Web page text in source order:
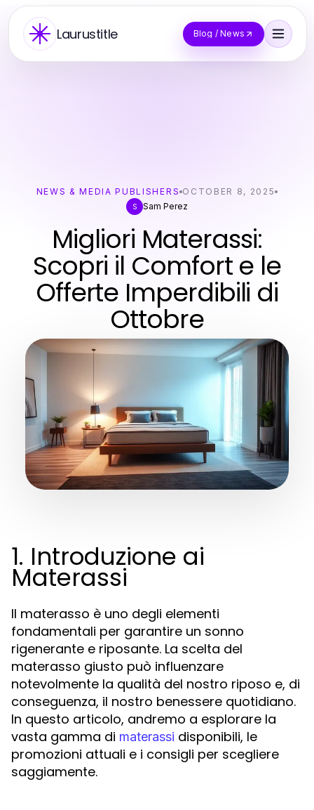
Laurustitle Blog / News
NEWS & MEDIA PUBLISHERS OCTOBER 8, 2025
S Sam Perez
Migliori Materassi:
Scopri il Comfort e le
Offerte Imperdibili di
Ottobre
1. Introduzione ai
Materassi
Il materasso è uno degli elementi
fondamentali per garantire un sonno
rigenerante e riposante. La scelta del
materasso giusto può influenzare
notevolmente la qualità del nostro riposo e, di
conseguenza, il nostro benessere quotidiano.
In questo articolo, andremo a esplorare la
vasta gamma di materassi disponibili, le
promozioni attuali e i consigli per scegliere
saggiamente.